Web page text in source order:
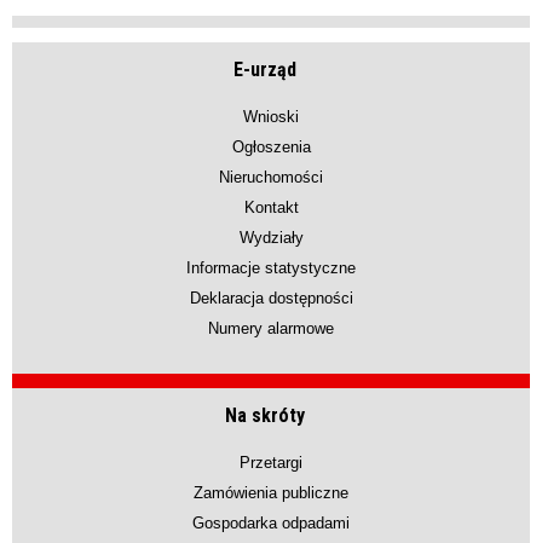
E-urząd
Wnioski
Ogłoszenia
Nieruchomości
Kontakt
Wydziały
Informacje statystyczne
Deklaracja dostępności
Numery alarmowe
Na skróty
Przetargi
Zamówienia publiczne
Gospodarka odpadami